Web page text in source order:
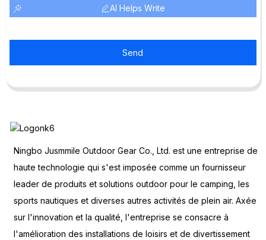
AI Helps Write
Send
Ningbo Jusmmile Outdoor Gear Co., Ltd. est une entreprise de
haute technologie qui s'est imposée comme un fournisseur
leader de produits et solutions outdoor pour le camping, les
sports nautiques et diverses autres activités de plein air. Axée
sur l'innovation et la qualité, l'entreprise se consacre à
l'amélioration des installations de loisirs et de divertissement